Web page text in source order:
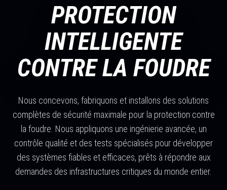
PROTECTION
INTELLIGENTE
CONTRE LA FOUDRE
Nous concevons, fabriquons et installons des solutions
complètes de sécurité maximale pour la protection contre
la foudre. Nous appliquons une ingénierie avancée, un
contrôle qualité et des tests spécialisés pour développer
des systèmes fiables et efficaces, prêts à répondre aux
demandes des infrastructures critiques du monde entier.